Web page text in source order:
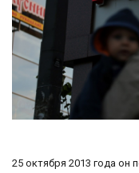
25 октября 2013 года он